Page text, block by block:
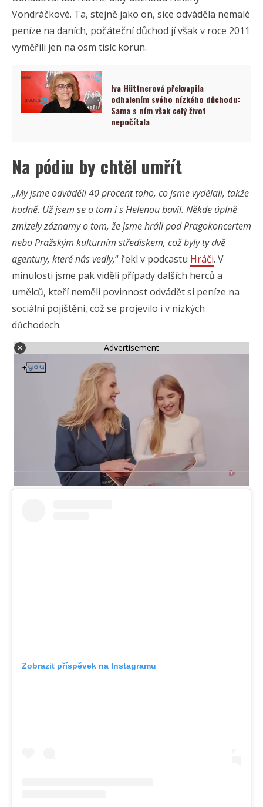
Vondráčkové. Ta, stejně jako on, sice odváděla nemalé
peníze na daních, počáteční důchod jí však v roce 2011
vyměřili jen na osm tisíc korun.
Iva Hüttnerová překvapila
odhalením svého nízkého důchodu:
Sama s ním však celý život
nepočítala
Na pódiu by chtěl umřít
„My jsme odváděli 40 procent toho, co jsme vydělali, takže
hodně. Už jsem se o tom i s Helenou bavil. Někde úplně
zmizely záznamy o tom, že jsme hráli pod Pragokoncertem
nebo Pražským kulturním střediskem, což byly ty dvě
agentury, které nás vedly,“ řekl v podcastu Hráči. V
minulosti jsme pak viděli případy dalších herců a
umělců, kteří neměli povinnost odvádět si peníze na
sociální pojištění, což se projevilo i v nízkých
důchodech.
Advertisement
Zobrazit příspěvek na Instagramu